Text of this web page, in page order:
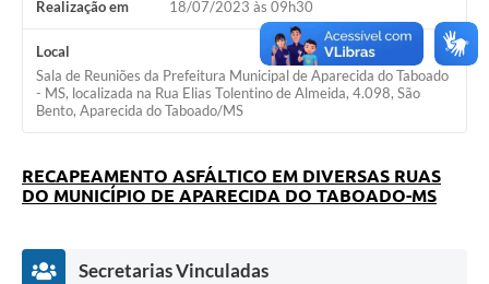
Realização em 18/07/2023 às 09h30
Local
Sala de Reuniões da Prefeitura Municipal de Aparecida do Taboado
- MS, localizada na Rua Elias Tolentino de Almeida, 4.098, São
Bento, Aparecida do Taboado/MS
RECAPEAMENTO ASFÁLTICO EM DIVERSAS RUAS
DO MUNICÍPIO DE APARECIDA DO TABOADO-MS
Secretarias Vinculadas